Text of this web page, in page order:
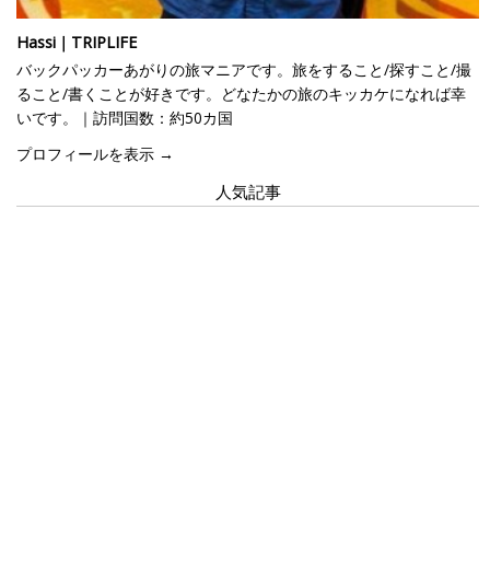
Hassi｜TRIPLIFE
バックパッカーあがりの旅マニアです。旅をすること/探すこと/撮
ること/書くことが好きです。どなたかの旅のキッカケになれば幸
いです。｜訪問国数：約50カ国
プロフィールを表示 →
人気記事